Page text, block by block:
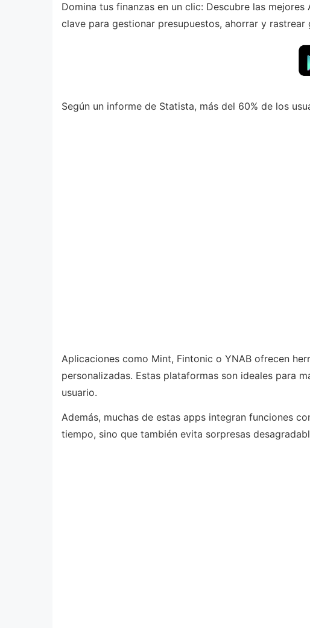
Domina tus finanzas en un clic: Descubre las
clave para gestionar presupuestos, ahorrar y rastrear
Según un informe de Statista, más del 60% de los
Aplicaciones como Mint, Fintonic o YNAB ofrecen
personalizadas. Estas plataformas son ideales para
usuario.
Además, muchas de estas apps integran funciones
tiempo, sino que también evita sorpresas